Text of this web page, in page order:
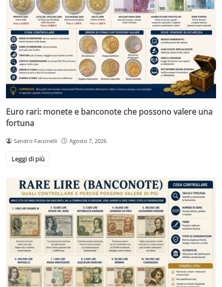
Euro rari: monete e banconote che possono valere una
fortuna
Sandro Faccinelli Agosto 7, 2026
Leggi di più